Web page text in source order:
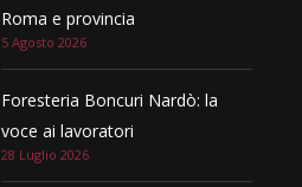
Roma e provincia
5 Agosto 2026
Foresteria Boncuri Nardò: la
voce ai lavoratori
28 Luglio 2026